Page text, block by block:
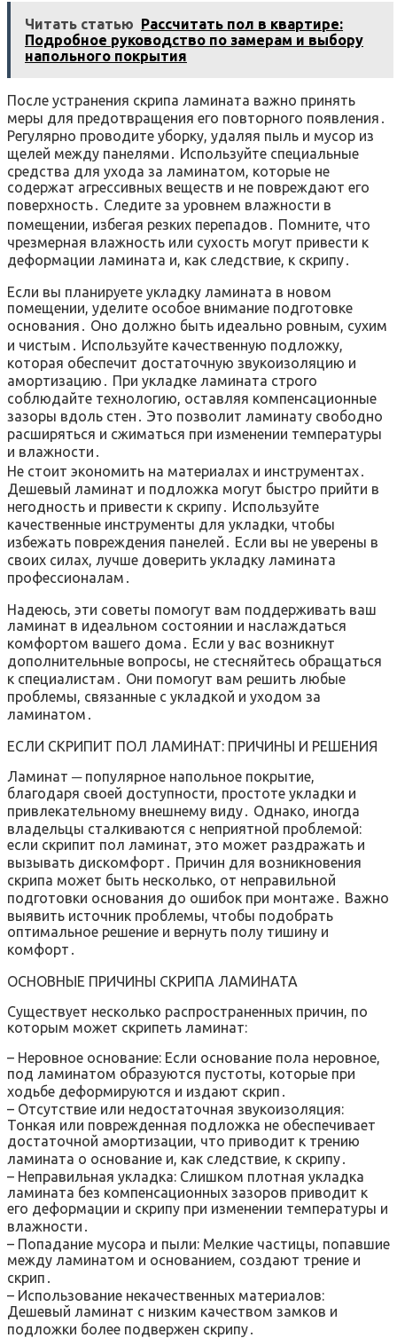
Читать статью Рассчитать пол в квартире:
Подробное руководство по замерам и выбору
напольного покрытия
После устранения скрипа ламината важно принять
меры для предотвращения его повторного появления․
Регулярно проводите уборку, удаляя пыль и мусор из
щелей между панелями․ Используйте специальные
средства для ухода за ламинатом, которые не
содержат агрессивных веществ и не повреждают его
поверхность․ Следите за уровнем влажности в
помещении, избегая резких перепадов․ Помните, что
чрезмерная влажность или сухость могут привести к
деформации ламината и, как следствие, к скрипу․
Если вы планируете укладку ламината в новом
помещении, уделите особое внимание подготовке
основания․ Оно должно быть идеально ровным, сухим
и чистым․ Используйте качественную подложку,
которая обеспечит достаточную звукоизоляцию и
амортизацию․ При укладке ламината строго
соблюдайте технологию, оставляя компенсационные
зазоры вдоль стен․ Это позволит ламинату свободно
расширяться и сжиматься при изменении температуры
и влажности․
Не стоит экономить на материалах и инструментах․
Дешевый ламинат и подложка могут быстро прийти в
негодность и привести к скрипу․ Используйте
качественные инструменты для укладки, чтобы
избежать повреждения панелей․ Если вы не уверены в
своих силах, лучше доверить укладку ламината
профессионалам․
Надеюсь, эти советы помогут вам поддерживать ваш
ламинат в идеальном состоянии и наслаждаться
комфортом вашего дома․ Если у вас возникнут
дополнительные вопросы, не стесняйтесь обращаться
к специалистам․ Они помогут вам решить любые
проблемы, связанные с укладкой и уходом за
ламинатом․
ЕСЛИ СКРИПИТ ПОЛ ЛАМИНАТ: ПРИЧИНЫ И РЕШЕНИЯ
Ламинат ─ популярное напольное покрытие,
благодаря своей доступности, простоте укладки и
привлекательному внешнему виду․ Однако, иногда
владельцы сталкиваются с неприятной проблемой:
если скрипит пол ламинат, это может раздражать и
вызывать дискомфорт․ Причин для возникновения
скрипа может быть несколько, от неправильной
подготовки основания до ошибок при монтаже․ Важно
выявить источник проблемы, чтобы подобрать
оптимальное решение и вернуть полу тишину и
комфорт․
ОСНОВНЫЕ ПРИЧИНЫ СКРИПА ЛАМИНАТА
Существует несколько распространенных причин, по
которым может скрипеть ламинат:
– Неровное основание: Если основание пола неровное,
под ламинатом образуются пустоты, которые при
ходьбе деформируются и издают скрип․
– Отсутствие или недостаточная звукоизоляция:
Тонкая или поврежденная подложка не обеспечивает
достаточной амортизации, что приводит к трению
ламината о основание и, как следствие, к скрипу․
– Неправильная укладка: Слишком плотная укладка
ламината без компенсационных зазоров приводит к
его деформации и скрипу при изменении температуры и
влажности․
– Попадание мусора и пыли: Мелкие частицы, попавшие
между ламинатом и основанием, создают трение и
скрип․
– Использование некачественных материалов:
Дешевый ламинат с низким качеством замков и
подложки более подвержен скрипу․